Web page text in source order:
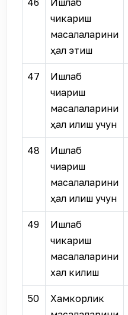
46
Ишлаб
чикариш
масалаларини
ҳал этиш
47
Ишлаб
чиқариш
масалаларини
ҳал қилиш учун
48
Ишлаб
чиқариш
масалаларини
ҳал қилиш учун
49
Ишлаб
чикариш
масалаларини
хал килиш
50
Хамкорлик